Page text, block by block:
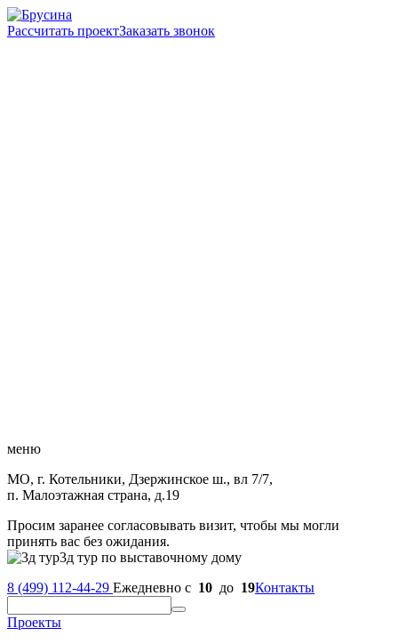
Рассчитать проектЗаказать звонок
меню
МО, г. Котельники, Дзержинское ш., вл 7/7,
п. Малоэтажная страна, д.19
Просим заранее согласовывать визит, чтобы мы могли
принять вас без ожидания.
3д тур по выставочному дому
8 (499) 112-44-29 Ежедневно с 10 до 19Контакты
Проекты